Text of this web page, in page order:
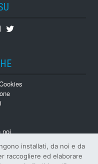
Linkedin
Twitter
noi
installati, da noi e da
raccogliere ed elaborare